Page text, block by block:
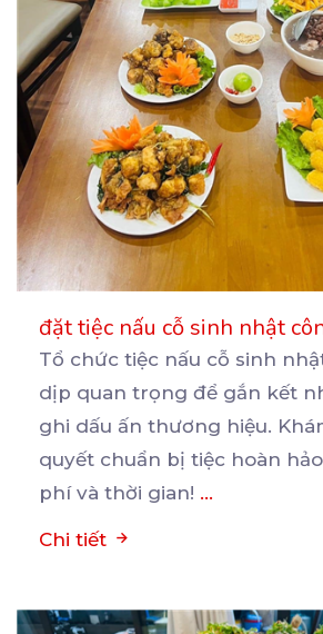
đặt tiệc nấu cỗ sinh nhật
Tổ chức tiệc nấu cỗ sinh
dịp quan trọng để gắn kết
ghi dấu ấn thương hiệu.
quyết chuẩn bị tiệc hoàn
phí và thời gian! ...
Chi tiết